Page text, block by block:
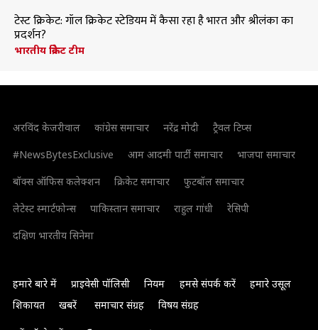
टेस्ट क्रिकेट: गॉल क्रिकेट स्टेडियम में कैसा रहा है भारत और श्रीलंका का
प्रदर्शन?
भारतीय क्रिकेट टीम
अरविंद केजरीवाल कांग्रेस समाचार नरेंद्र मोदी
ट्रैवल टिप्स
#NewsBytesExclusive
आम आदमी पार्टी समाचार
भाजपा समाचार
बॉक्स ऑफिस कलेक्शन
क्रिकेट समाचार
फुटबॉल समाचार
लेटेस्ट स्मार्टफोन्स
पाकिस्तान समाचार राहुल गांधी
रेसिपी
दक्षिण भारतीय सिनेमा
हमारे बारे में प्राइवेसी पॉलिसी नियम हमसे संपर्क करें
हमारे उसूल
शिकायत
खबरें समाचार संग्रह विषय संग्रह